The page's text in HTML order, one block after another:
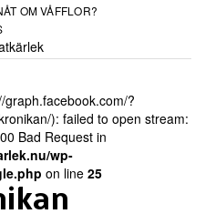
OM VÅFFLOR?
?
): failed to open stream:
Bad Request in
wp-
on line 25